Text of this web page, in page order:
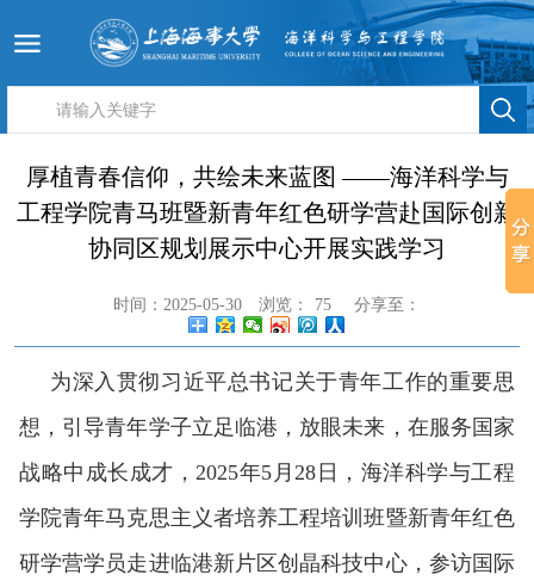
厚植青春信仰，共绘未来蓝图​​ ​​——海洋科学与
工程学院青马班暨新青年红色研学营赴国际创新
协同区规划展示中心开展实践学习
时间：2025-05-30 浏览： 75 分享至：
为深入贯彻习近平总书记关于青年工作的重要思
想，引导青年学子立足临港，放眼未来，在服务国家
战略中成长成才，2025年5月28日，海洋科学与工程
学院青年马克思主义者培养工程培训班暨新青年红色
研学营学员走进临港新片区创晶科技中心，参访国际